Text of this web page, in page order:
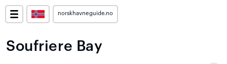
norskhavneguide.no
Soufriere Bay